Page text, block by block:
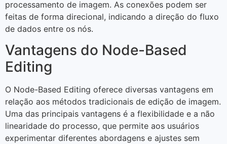
processamento de imagem. As conexões podem ser
feitas de forma direcional, indicando a direção do fluxo
de dados entre os nós.
Vantagens do Node-Based
Editing
O Node-Based Editing oferece diversas vantagens em
relação aos métodos tradicionais de edição de imagem.
Uma das principais vantagens é a flexibilidade e a não
linearidade do processo, que permite aos usuários
experimentar diferentes abordagens e ajustes sem